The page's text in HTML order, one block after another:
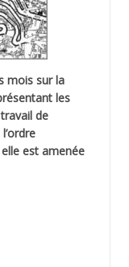
mois sur la
les
de
est amenée